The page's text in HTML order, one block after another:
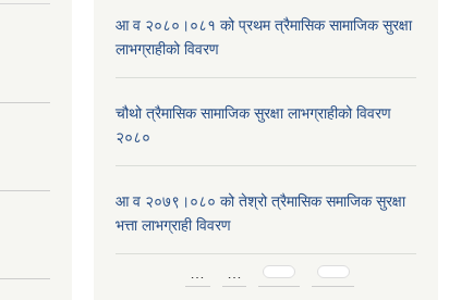
आ व २०८०।०८१ को प्रथम त्रैमासिक सामाजिक सुरक्षा
लाभग्राहीको विवरण
चौथो त्रैमासिक सामाजिक सुरक्षा लाभग्राहीको विवरण
२०८०
आ व २०७९।०८० को तेश्रो त्रैमासिक समाजिक सुरक्षा
भत्ता लाभग्राही विवरण
Pages